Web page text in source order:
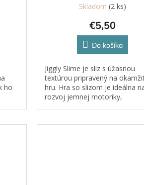
ho
Skladom (2 ks)
€5,50
Do košíka
Jiggly Slime je sliz s úžasnou
textúrou pripravený na
hru. Hra so slizom je ideálna
rozvoj jemnej motoriky,